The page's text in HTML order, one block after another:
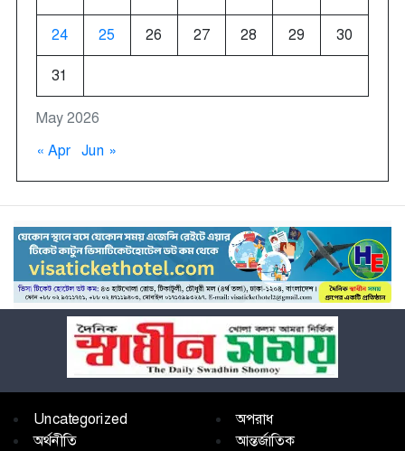
May 2026
24 25 26 27 28 29 30
31
« Apr Jun »
Uncategorized
অপরাধ
অর্থনীতি
আন্তর্জাতিক